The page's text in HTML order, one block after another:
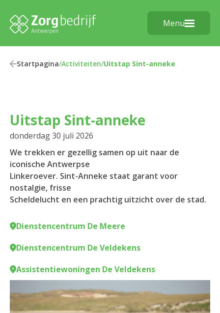
Menu
Startpagina/Activiteiten/Uitstap Sint-anneke
Uitstap Sint-anneke
donderdag 30 juli 2026
We trekken er gezellig samen op uit naar de
iconische Antwerpse
Linkeroever. Sint-Anneke staat garant voor
nostalgie, frisse
Scheldelucht en een prachtig uitzicht over de stad.
Dienstencentrum De Meere
Dienstencentrum De Veldekens
Assistentiewoningen De Veldekens